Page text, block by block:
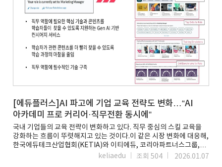
이어질 수 있도록 구성돼 교육 이후에도 활용도가 높다는 평가다. 이를
통해 재직자뿐 아니라 취업 준비생과 학생들도 실질적인 AI 역량을
쌓을 수 있도록 지원하고 있다.협회 관계자는 “에듀테크 AI 아카데미는
단순한 교육 서비스가 아니라, 에듀테크 산업의 콘텐츠와 인재를
연결하는 협회 주도형 학습 플랫폼”이라며 “회원사들이 보유한 고품질
교육 콘텐츠를 적극 도입해 산업 현장과 개인의 성장을 동시에
지원하는 AI 교육을 지속적으로 확대해 나갈 계획”이라고 밝혔다. 이어
“향후 산업별·직무별 특화 과정과 회원사 참여 확대를 통해 교육
분야와 콘텐츠를 확장해 나갈 예정”이라고 덧붙였다.한편, KETIA는
산하 교육기관인 이러닝산업원격평생교육원을 통해 AI 아카데미 교육
교육 프로그램에 대한 자세한 내용은 KETIA
이러닝산업원격평생교육원 홈페이지에서 확인할 수 있다.마송은 기자
running@etnews.com
저력'AI 아카데미 프로'가 이번 박람회에서 높은 호응을 얻은 비결은
스킬소프트의 AI-Native 학습 플랫폼과 체계적인 학습 체계
Path(경로)를 교육 기반으로 채택했다는 점이다.부스를 방문한 교육
담당자들은 단순히 많은 콘텐츠를 보유한 것이 아니라, 학습자가
방대한 학습 데이터 속에서 자신에게 꼭 필요한 콘텐츠를 즉각
찾아내도록 돕는 'AI 기반 지능형 검색'과 'AI 보조 응답' 기능에
주목했다. 학습자가 질문을 던지면 AI가 최적의 학습 경로를 추천해
학습 달성 시간을 즉각적으로 단축해 주는 방식이다.“어떤 강의 들을지
고민 끝”…AI 어드바이저가 설계하는 커리어부스를 찾은 각 기관
담당자들은 퍼시피오의 'AI Role Advisor' 기능에 주목했다. 기존
역할과 필요 역량을 분석해 개인화된 '스킬 여정(Skill Journey)'을
실시간으로 그려낸다.특히 단순히 플랫폼 내에 고정된 콘텐츠만
소비하는 것이 아니라, AI 기반의 지능형 검색과 보조 응답 기능을
통해 학습자가 궁금해하는 지식의 핵심에 즉각 도달하게 하는 방식이
인상적이라는 평이다.안전한 가상 공간 AI-Agentic 학습 솔루션 ‘AI
시뮬레이션’ 체험 행렬가장 관심을 받은 기능은 AI 대화 시뮬레이터
'CAISY' 체험존이었다. 관람객들은 AI 코치와 실시간으로 대화하며
[에듀플러스]AI 파고에 기업 교육 전략도 변화…“AI
아카데미 프로 커리어·직무전환 동시에”
국내 기업들의 교육 전략이 변화하고 있다. 직무 중심의 스킬 교육을
강화하는 흐름이 뚜렷해지고 있는 것이다.이 같은 시장 변화에 대응해,
한국에듀테크산업협회(KETIA)와 이티에듀, 코리아파트너스그룹,
스킬소프트는 산업별 실무 수요를 반영한 인공지능(AI) 교육 플랫폼
keliaedu 조회 504 2026.01.07